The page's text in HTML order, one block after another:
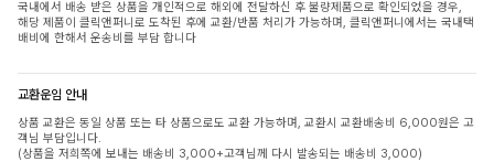
국내에서 배송 받은 상품을 개인적으로 해외에 전달하신 후 불량제품으로 확인되었을 경우,
해당 제품이 클릭앤퍼니로 도착된 후에 교환/반품 처리가 가능하며, 클릭앤퍼니에서는 국내택
배비에 한해서 운송비를 부담 합니다
교환운임 안내
상품 교환은 동일 상품 또는 타 상품으로도 교환 가능하며, 교환시 교환배송비 6,000원은 고
객님 부담입니다.
(상품을 저희쪽에 보내는 배송비 3,000+고객님께 다시 발송되는 배송비 3,000)